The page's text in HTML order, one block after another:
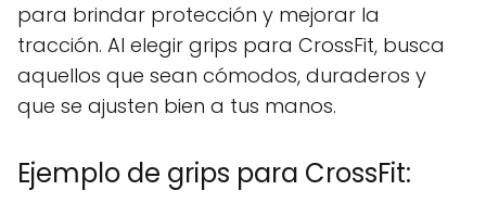
para brindar protección y mejorar la
tracción. Al elegir grips para CrossFit, busca
aquellos que sean cómodos, duraderos y
que se ajusten bien a tus manos.
Ejemplo de grips para CrossFit: